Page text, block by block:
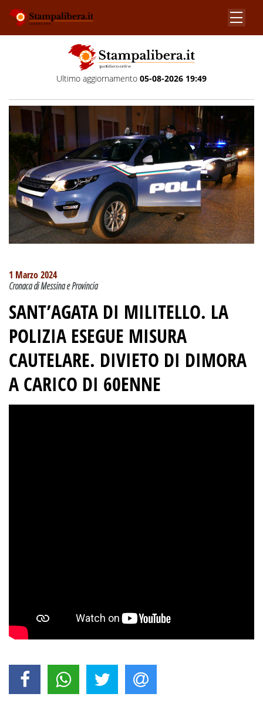
Ultimo aggiornamento 05-08-2026 19:49
1 Marzo 2024
Cronaca di Messina e Provincia
SANT’AGATA DI MILITELLO. LA
POLIZIA ESEGUE MISURA
CAUTELARE. DIVIETO DI DIMORA
A CARICO DI 60ENNE